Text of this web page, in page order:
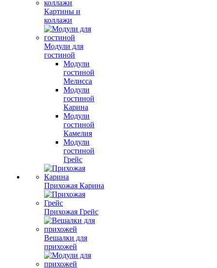
Картины и
коллажи
Модули для
гостиной
Модули
гостиной
Мелисса
Модули
гостиной
Карина
Модули
гостиной
Камелия
Модули
гостиной
Грейс
Прихожая Карина
Прихожая Грейс
Вешалки для
прихожей